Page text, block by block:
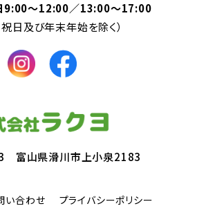
9:00～12:00／13:00～17:00
祝日及び年末年始を除く）
富山県滑川市上小泉2183
い合わせ プライバシーポリシー